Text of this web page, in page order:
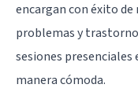
encargan con éxito de
problemas y
sesiones presenciales
manera cómoda.